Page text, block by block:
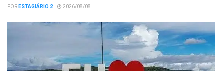
PORESTAGIÁRIO 2 2026/08/08